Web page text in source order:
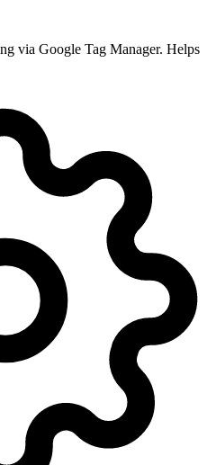
via Google Tag Manager. Helps